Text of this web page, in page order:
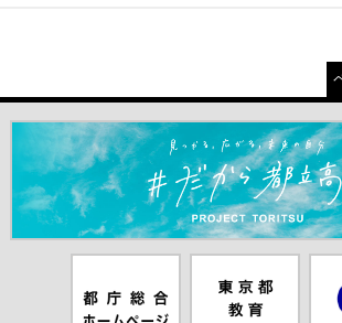
＃だから都立高（別ウインドウが開きま
ムページ（別
員会（別ウイ
ピ